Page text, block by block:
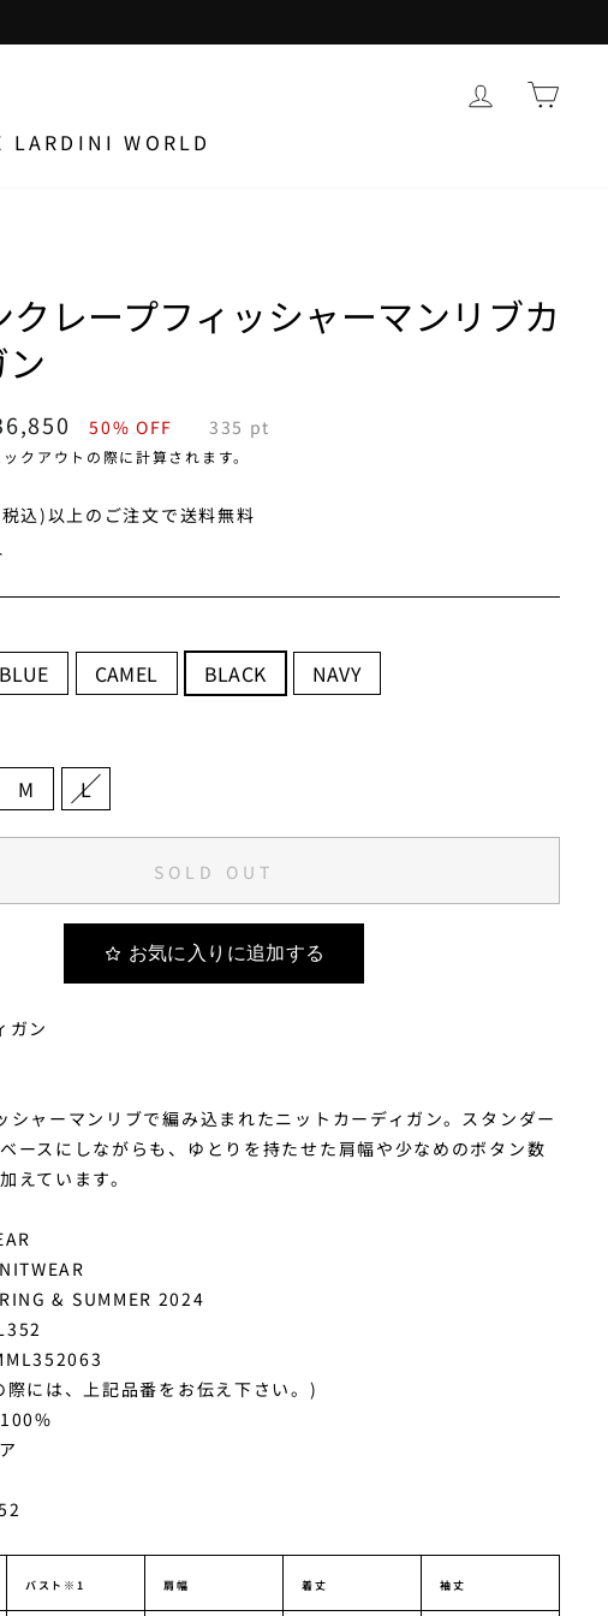
LARDINI WORLD
クレープフィッシャーマンリブカ
50% OFF 335 pt
クアウトの際に計算されます。
込)以上のご注文で送料無料
BLUE CAMEL BLACK NAVY
M L
SOLD OUT
お気に入りに追加する
ガン
シャーマンリブで編み込まれたニットカーディガン。スタンダー
ースにしながらも、ゆとりを持たせた肩幅や少なめのボタン数
えています。
& SUMMER 2024
際には、上記品番をお伝え下さい。)
バスト※1 肩幅 着丈 袖丈